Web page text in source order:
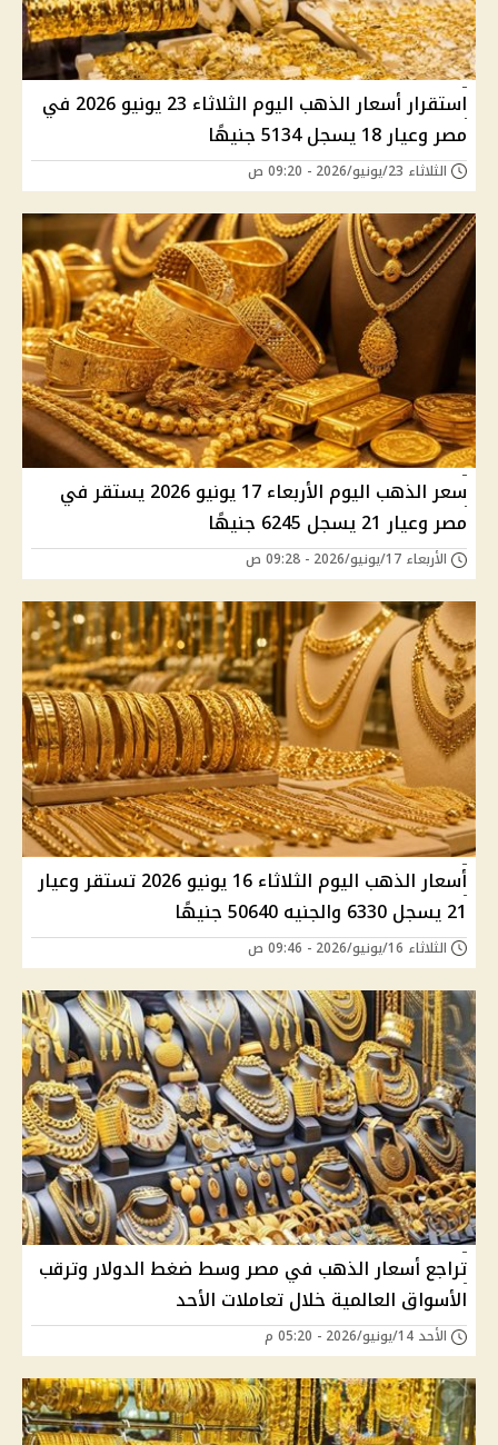
استقرار أسعار الذهب اليوم الثلاثاء 23 يونيو 2026 في
مصر وعيار 18 يسجل 5134 جنيهًا
الثلاثاء 23/يونيو/2026 - 09:20 ص
سعر الذهب اليوم الأربعاء 17 يونيو 2026 يستقر في
مصر وعيار 21 يسجل 6245 جنيهًا
الأربعاء 17/يونيو/2026 - 09:28 ص
أسعار الذهب اليوم الثلاثاء 16 يونيو 2026 تستقر وعيار
21 يسجل 6330 والجنيه 50640 جنيهًا
الثلاثاء 16/يونيو/2026 - 09:46 ص
تراجع أسعار الذهب في مصر وسط ضغط الدولار وترقب
الأسواق العالمية خلال تعاملات الأحد
الأحد 14/يونيو/2026 - 05:20 م